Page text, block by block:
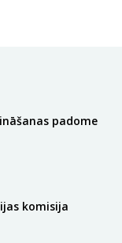
padome
komisija